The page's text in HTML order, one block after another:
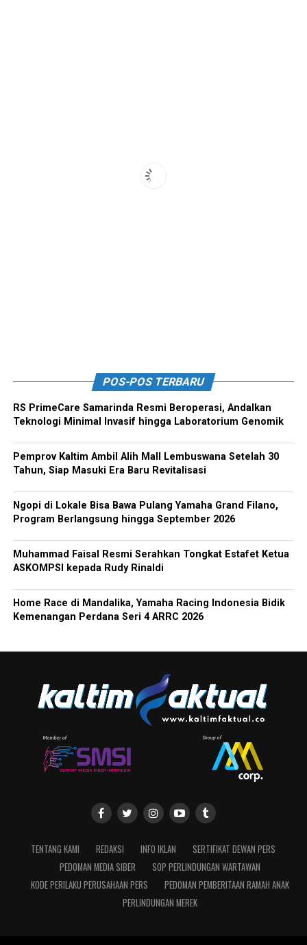
POS-POS TERBARU
RS PrimeCare Samarinda Resmi Beroperasi, Andalkan
Teknologi Minimal Invasif hingga Laboratorium Genomik
Pemprov Kaltim Ambil Alih Mall Lembuswana Setelah 30
Tahun, Siap Masuki Era Baru Revitalisasi
Ngopi di Lokale Bisa Bawa Pulang Yamaha Grand Filano,
Program Berlangsung hingga September 2026
Muhammad Faisal Resmi Serahkan Tongkat Estafet Ketua
ASKOMPSI kepada Rudy Rinaldi
Home Race di Mandalika, Yamaha Racing Indonesia Bidik
Kemenangan Perdana Seri 4 ARRC 2026
TENTANG KAMI REDAKSI INFO IKLAN
SERTIFIKAT DEWAN PERS
PEDOMAN MEDIA SIBER
SOP PERLINDUNGAN WARTAWAN
KODE PERILAKU PERUSAHAAN PERS
PEDOMAN PEMBERITAAN RAMAH ANAK
PERLINDUNGAN MEREK